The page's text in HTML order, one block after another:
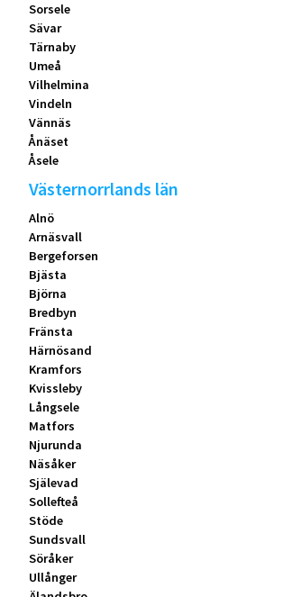
Sorsele
Sävar
Tärnaby
Umeå
Vilhelmina
Vindeln
Vännäs
Ånäset
Åsele
Västernorrlands län
Alnö
Arnäsvall
Bergeforsen
Bjästa
Björna
Bredbyn
Fränsta
Härnösand
Kramfors
Kvissleby
Långsele
Matfors
Njurunda
Näsåker
Själevad
Sollefteå
Stöde
Sundsvall
Söråker
Ullånger